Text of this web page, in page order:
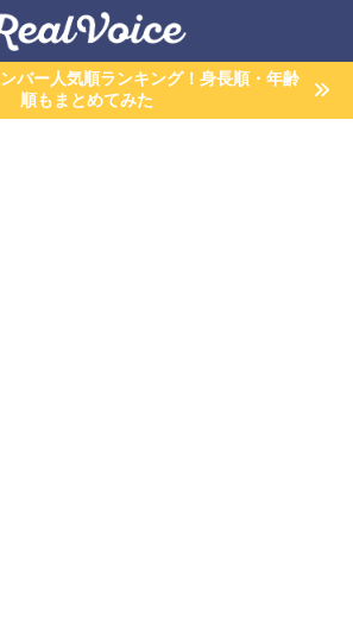
バー人気順ランキング！身長順・年齢
順もまとめてみた